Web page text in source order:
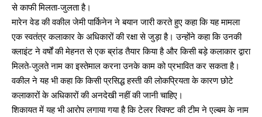
से काफी मिलता-जुलता है।
मारेन वेड की वकील जेमी पार्किनेन ने बयान जारी करते हुए कहा कि यह मामला
एक स्वतंत्र कलाकार के अधिकारों की रक्षा से जुड़ा है। उन्होंने कहा कि उनकी
क्लाइंट ने वर्षों की मेहनत से एक ब्रांड तैयार किया है और किसी बड़े कलाकार द्वारा
मिलते-जुलते नाम का इस्तेमाल करना उनके काम को प्रभावित कर सकता है।
वकील ने यह भी कहा कि किसी प्रसिद्ध हस्ती की लोकप्रियता के कारण छोटे
कलाकारों के अधिकारों की अनदेखी नहीं की जानी चाहिए।
शिकायत में यह भी आरोप लगाया गया है कि टेलर स्विफ्ट की टीम ने एल्बम के नाम